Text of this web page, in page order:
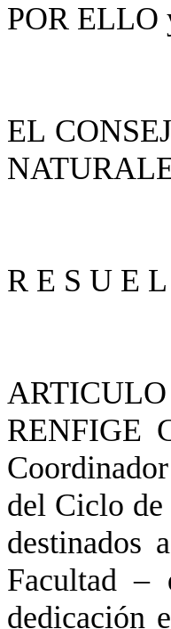
POR ELLO
EL
R E S U E
RENFIGE
del Ciclo
destinados
Facultad –
dedicación